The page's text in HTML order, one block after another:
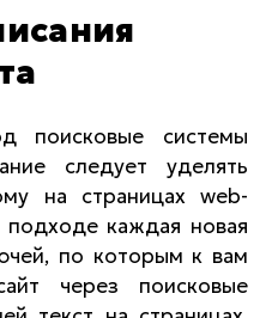
\ Левый торец здания
до 18:30 (по Хбк)
поисковые системы
следует уделять
на страницах web-
каждая новая
по которым к вам
через поисковые